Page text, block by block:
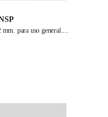
mm. para uso general.